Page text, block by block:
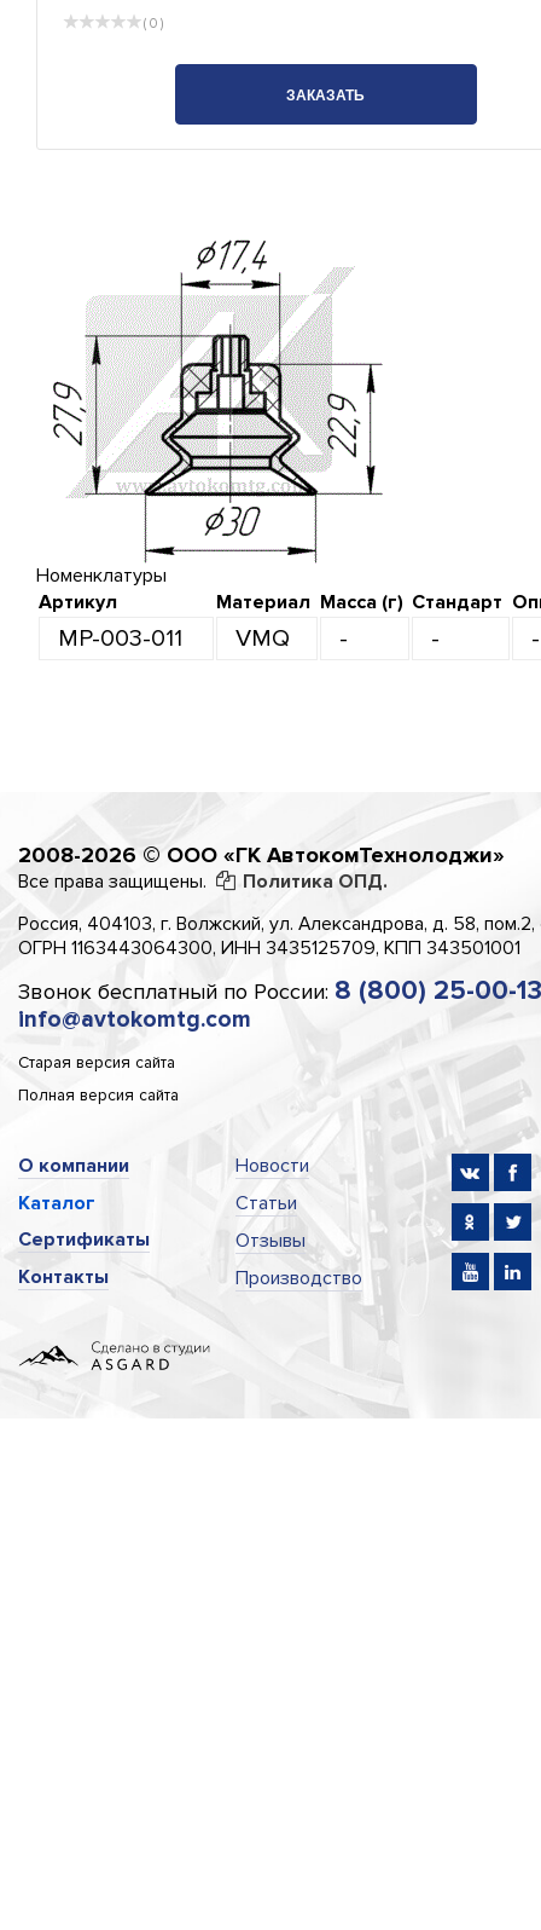
( 0 )
ЗАКАЗАТЬ
Номенклатуры
Артикул
Материал Масса (г) Стандарт
MP-003-011 VMQ - - -
2008-2026 © ООО «ГК АвтокомТехнолоджи»
Все права защищены.
Политика ОПД.
Россия, 404103, г. Волжский, ул. Александрова, д. 58,
ОГРН 1163443064300, ИНН 3435125709, КПП 343501001
Звонок бесплатный по России: 8 (800) 25-00-
info@avtokomtg.com
Старая версия сайта
Полная версия сайта
О компании
Каталог
Сертификаты
Контакты
Новости
Статьи
Отзывы
Производство